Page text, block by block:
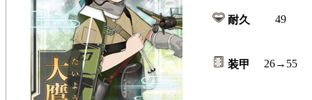
耐久 49
装甲 26→55